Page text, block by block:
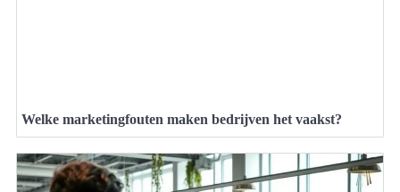
Welke marketingfouten maken bedrijven het vaakst?